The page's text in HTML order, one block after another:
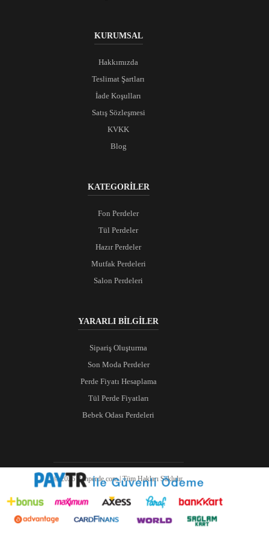
KURUMSAL
Hakkımızda
Teslimat Şartları
İade Koşulları
Satış Sözleşmesi
KVKK
Blog
KATEGORİLER
Fon Perdeler
Tül Perdeler
Hazır Perdeler
Mutfak Perdeleri
Salon Perdeleri
YARARLI BİLGİLER
Sipariş Oluşturma
Son Moda Perdeler
Perde Fiyatı Hesaplama
Tül Perde Fiyatları
Bebek Odası Perdeleri
© 2026 Ranperde.com | Tüm Hakları Saklıdır.